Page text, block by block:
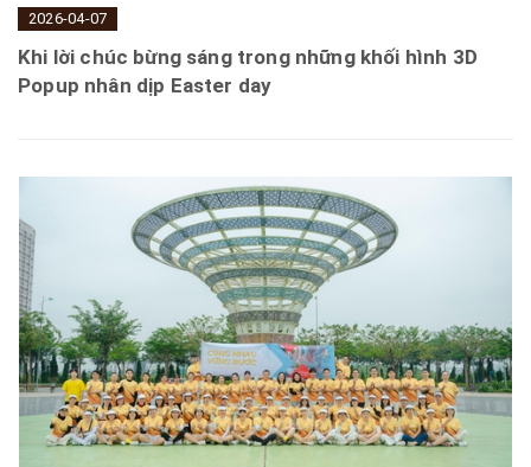
2026-04-07
Khi lời chúc bừng sáng trong những khối hình 3D
Popup nhân dịp Easter day